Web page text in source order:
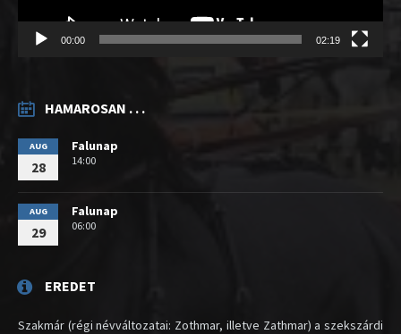
00:00 02:19
HAMAROSAN . . .
AUG
28
Falunap
14:00
AUG
29
Falunap
06:00
EREDET
Szakmár (régi névváltozatai: Zothmar, illetve Zathmar) a szekszárdi